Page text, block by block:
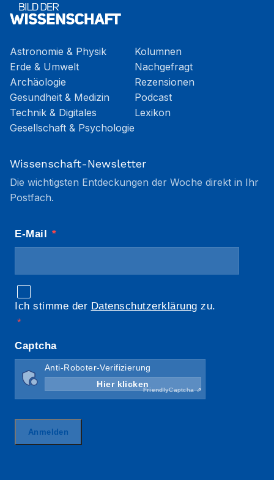
Astronomie & Physik
Erde & Umwelt
Archäologie
Gesundheit & Medizin
Technik & Digitales
Gesellschaft & Psychologie
Kolumnen
Nachgefragt
Rezensionen
Podcast
Lexikon
Wissenschaft-Newsletter
Die wichtigsten Entdeckungen der Woche direkt in Ihr
Postfach.